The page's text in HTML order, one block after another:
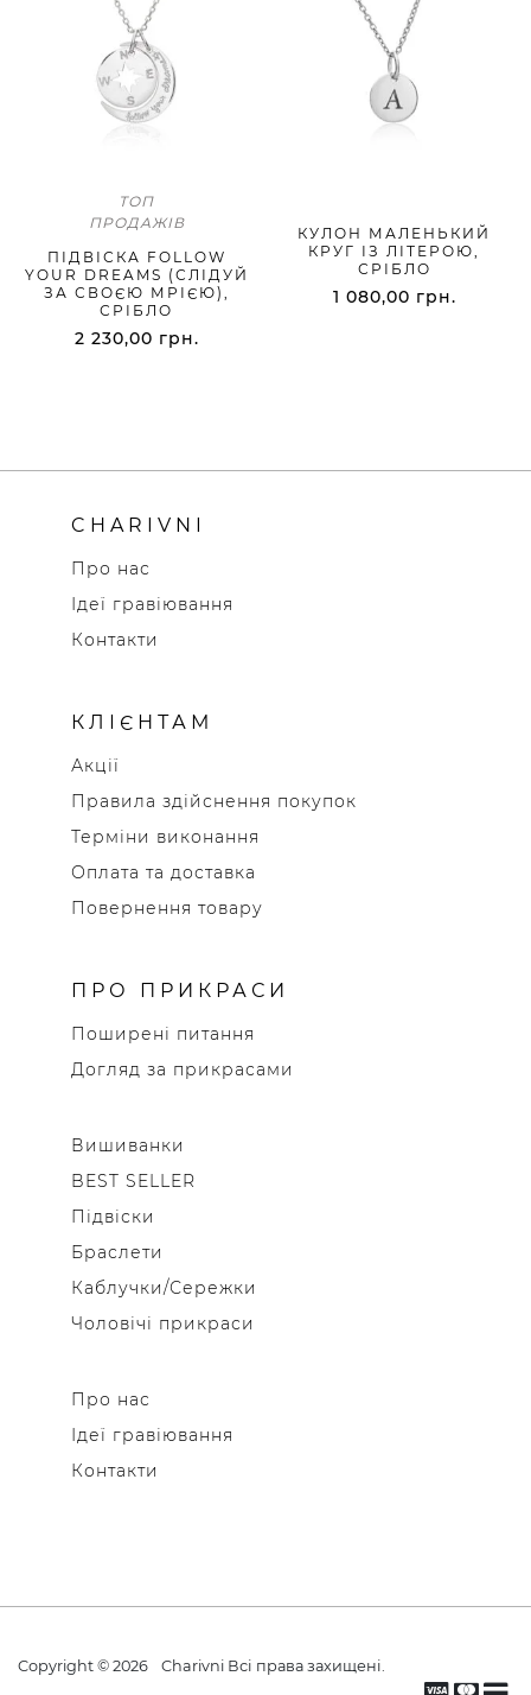
ТОП
ПРОДАЖІВ
ПІДВІСКА FOLLOW
YOUR DREAMS (СЛІДУЙ
ЗА СВОЄЮ МРІЄЮ),
СРІБЛО
2 230,00 грн.
КУЛОН МАЛЕНЬКИЙ
КРУГ ІЗ ЛІТЕРОЮ,
СРІБЛО
1 080,00 грн.
CHARIVNI
Про нас
Ідеї гравіювання
Контакти
КЛІЄНТАМ
Акції
Правила здійснення покупок
Терміни виконання
Оплата та доставка
Повернення товару
ПРО ПРИКРАСИ
Поширені питання
Догляд за прикрасами
Вишиванки
BEST SELLER
Підвіски
Браслети
Каблучки/Сережки
Чоловічі прикраси
Про нас
Ідеї гравіювання
Контакти
Copyright © 2026 Charivni Всі права захищені.